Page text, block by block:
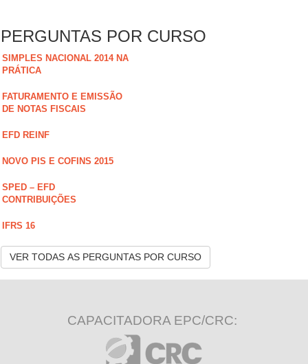
PERGUNTAS POR CURSO
SIMPLES NACIONAL 2014 NA
PRÁTICA
FATURAMENTO E EMISSÃO
DE NOTAS FISCAIS
EFD REINF
NOVO PIS E COFINS 2015
SPED – EFD
CONTRIBUIÇÕES
IFRS 16
VER TODAS AS PERGUNTAS POR CURSO
CAPACITADORA EPC/CRC: